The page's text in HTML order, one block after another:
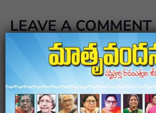
LEAVE A COMMENT
Your email address will not be
fields are marked*
Comment*